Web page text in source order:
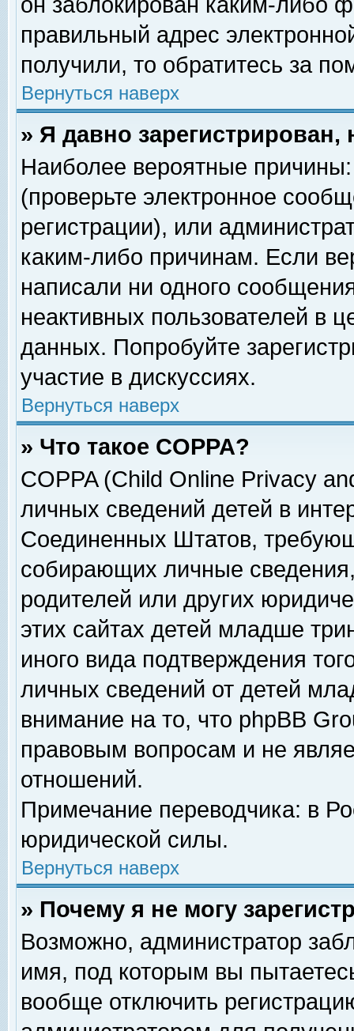
правильный адрес
получили, то обратитесь за
Вернуться наверх
» Я давно
Наиболее вероятные
(проверьте электронное
регистрации), или
каким-либо причинам. Если
написали ни одного
неактивных пользователей в
данных. Попробуйте
участие в дискуссиях.
Вернуться наверх
» Что такое COPPA?
COPPA (Child Online Privacy
личных сведений детей в
Соединенных Штатов,
собирающих личные
родителей или других
этих сайтах детей младше
иного вида подтверждения
личных сведений от детей
внимание на то, что phpBB
правовым вопросам и не
отношений.
Примечание переводчика: в
юридической силы.
Вернуться наверх
» Почему я не могу
Возможно, администратор
имя, под которым вы
вообще отключить